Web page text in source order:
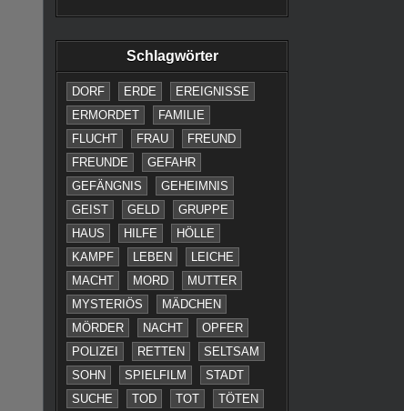
Schlagwörter
DORF ERDE
EREIGNISSE
ERMORDET
FAMILIE
FLUCHT
FRAU
FREUND
FREUNDE
GEFAHR
GEFÄNGNIS
GEHEIMNIS
GEIST
GELD
GRUPPE
HAUS
HILFE
HÖLLE
KAMPF
LEBEN
LEICHE
MACHT
MORD
MUTTER
MYSTERIÖS
MÄDCHEN
MÖRDER
NACHT
OPFER
POLIZEI
RETTEN
SELTSAM
SOHN
SPIELFILM
STADT
SUCHE
TOD TOT
TÖTEN